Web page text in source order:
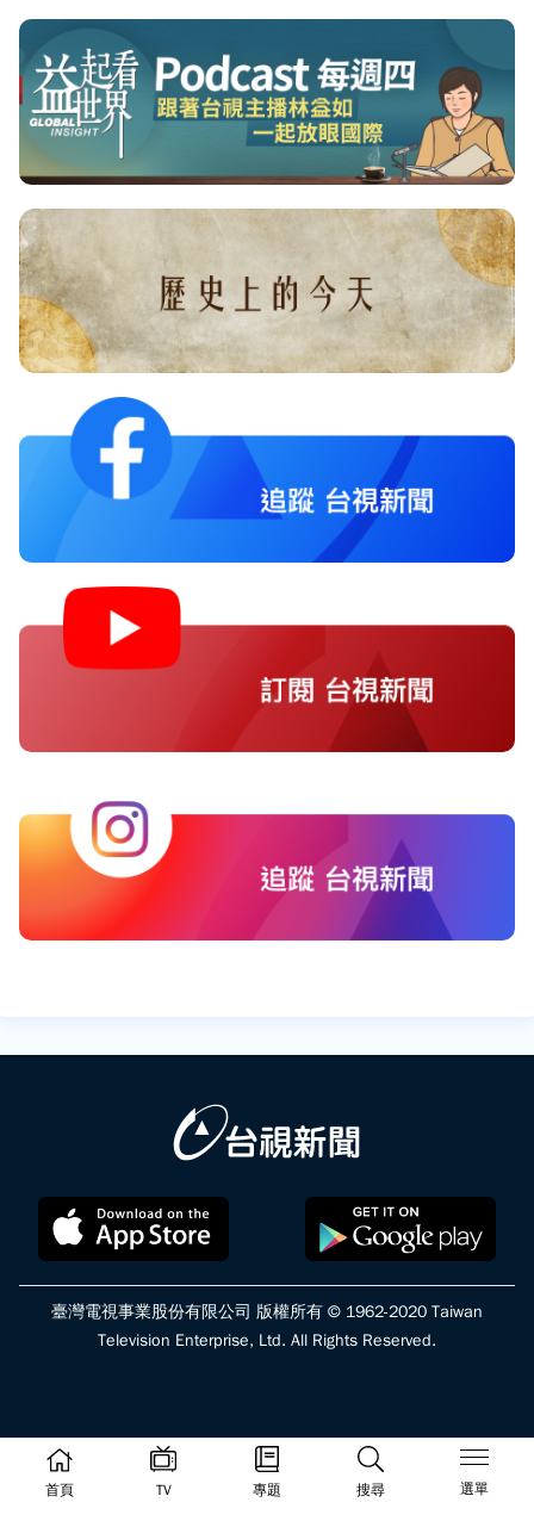
首頁 TV 專題 搜尋 選單
臺灣電視事業股份有限公司 版權所有 © 1962-2020 Taiwan
Television Enterprise, Ltd. All Rights Reserved.